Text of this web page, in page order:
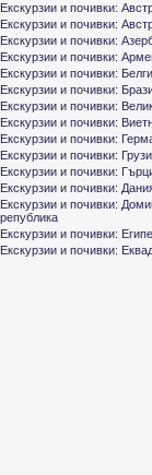
Екскурзии и почивки:
Екскурзии и почивки:
Екскурзии и почивки:
Екскурзии и почивки:
Екскурзии и почивки:
Екскурзии и почивки:
Екскурзии и почивки:
Екскурзии и почивки:
Екскурзии и почивки:
Екскурзии и почивки:
Екскурзии и почивки:
Екскурзии и почивки:
Екскурзии и почивки:
република
Екскурзии и почивки:
Екскурзии и почивки: